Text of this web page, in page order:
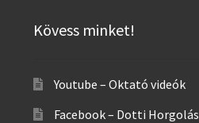
Kövess minket!
Youtube – Oktató videók
Facebook – Dotti Horgolás